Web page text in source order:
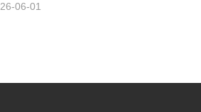
06-01